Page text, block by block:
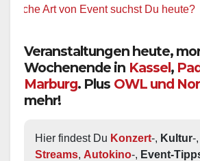
von Event suchst Du heute? + + +
Veranstaltungen heute,
Wochenende in Kassel,
Marburg. Plus OWL und
mehr!
Hier findest Du Konzert-, Kultur-,
Streams, Autokino-, Event-